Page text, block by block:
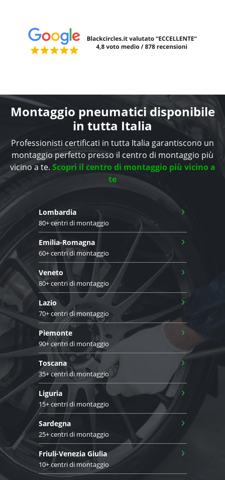
Montaggio pneumatici disponibile
in tutta Italia
Professionisti certificati in tutta Italia garantiscono un
montaggio perfetto presso il centro di montaggio più
vicino a te. Scopri il centro di montaggio più vicino a
te
Lombardia
80+ centri di montaggio
›
Emilia-Romagna
60+ centri di montaggio
›
Veneto
80+ centri di montaggio
›
Lazio
70+ centri di montaggio
›
Piemonte
90+ centri di montaggio
›
Toscana
35+ centri di montaggio
›
Liguria
15+ centri di montaggio
›
Sardegna
25+ centri di montaggio
›
Friuli-Venezia Giulia
10+ centri di montaggio
›